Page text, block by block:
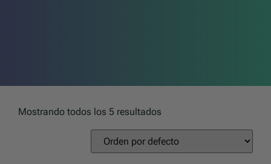
Mostrando todos los 5 resultados